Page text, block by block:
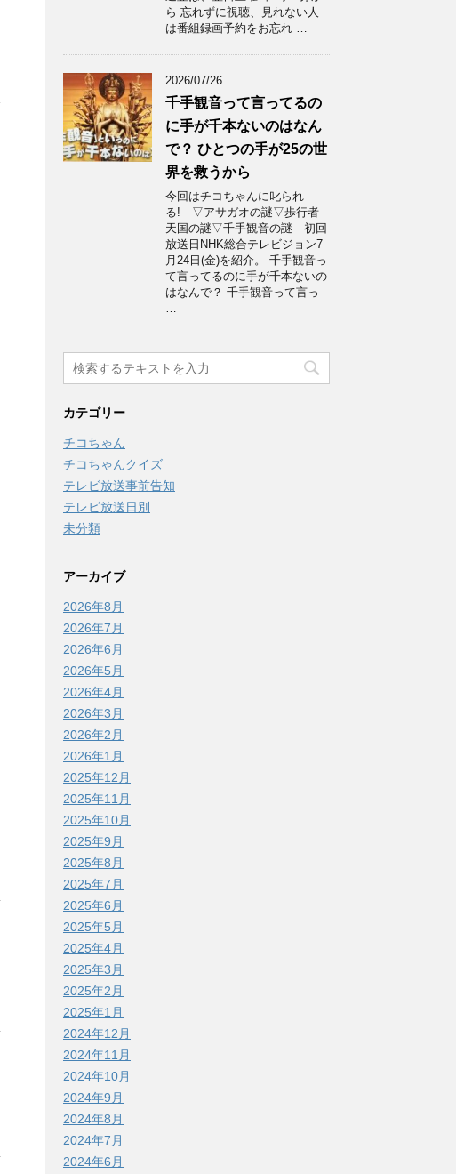
ら 忘れずに視聴、見れない人
は番組録画予約をお忘れ …
2026/07/26
千手観音って言ってるの
に手が千本ないのはなん
で？ ひとつの手が25の世
界を救うから
今回はチコちゃんに叱られ
る! ▽アサガオの謎▽歩行者
天国の謎▽千手観音の謎 初回
放送日NHK総合テレビジョン7
月24日(金)を紹介。 千手観音っ
て言ってるのに手が千本ないの
はなんで？ 千手観音って言っ
…
カテゴリー
チコちゃん
チコちゃんクイズ
テレビ放送事前告知
テレビ放送日別
未分類
アーカイブ
2026年8月
2026年7月
2026年6月
2026年5月
2026年4月
2026年3月
2026年2月
2026年1月
2025年12月
2025年11月
2025年10月
2025年9月
2025年8月
2025年7月
2025年6月
2025年5月
2025年4月
2025年3月
2025年2月
2025年1月
2024年12月
2024年11月
2024年10月
2024年9月
2024年8月
2024年7月
2024年6月